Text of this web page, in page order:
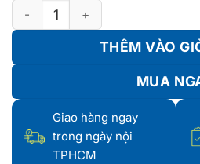
Chậu Rửa Đặt Bàn LW815CJW/F
THÊM VÀO
MUA
Giao hàng ngay
trong ngày nội
TPHCM